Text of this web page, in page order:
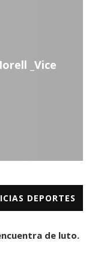
_Vice
DEPORTES
de luto.